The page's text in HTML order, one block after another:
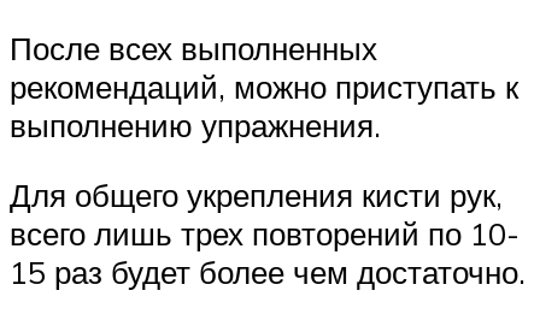
После всех выполненных
рекомендаций, можно приступать к
выполнению упражнения.
Для общего укрепления кисти рук,
всего лишь трех повторений по 10-
15 раз будет более чем достаточно.